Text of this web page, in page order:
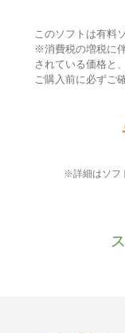
このソフトは有料
※消費税の増税に
されている価格と
ご購入前に必ずご
※詳細はソフ